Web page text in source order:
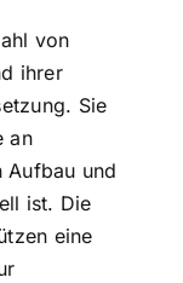
von
ihrer
Sie
an
Aufbau und
ist. Die
eine